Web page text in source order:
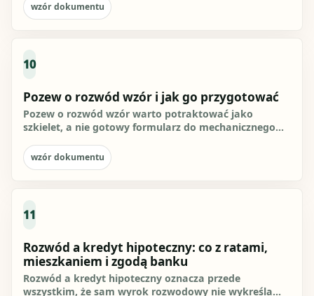
wzór dokumentu
10
Pozew o rozwód wzór i jak go przygotować
Pozew o rozwód wzór warto potraktować jako
szkielet, a nie gotowy formularz do mechanicznego
wzór dokumentu
11
Rozwód a kredyt hipoteczny: co z ratami,
mieszkaniem i zgodą banku
Rozwód a kredyt hipoteczny oznacza przede
wszystkim, że sam wyrok rozwodowy nie wykreśla